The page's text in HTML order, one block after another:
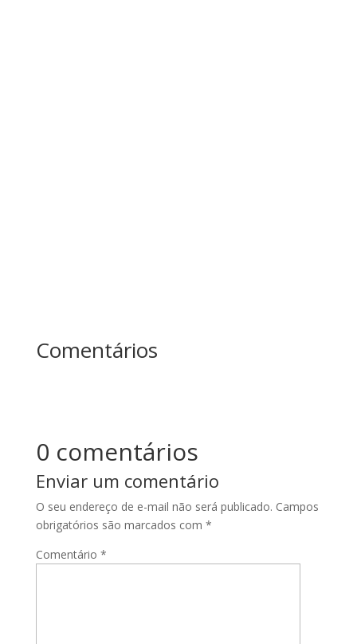
Comentários
0 comentários
Enviar um comentário
O seu endereço de e-mail não será publicado. Campos
obrigatórios são marcados com *
Comentário *